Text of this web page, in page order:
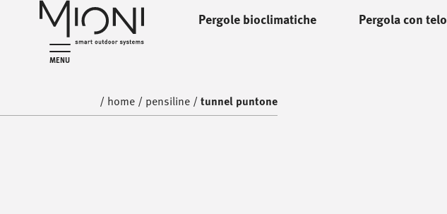
home Pergole bioclimatiche Pergola con telo
MENU
/ home / pensiline /tunnel puntone